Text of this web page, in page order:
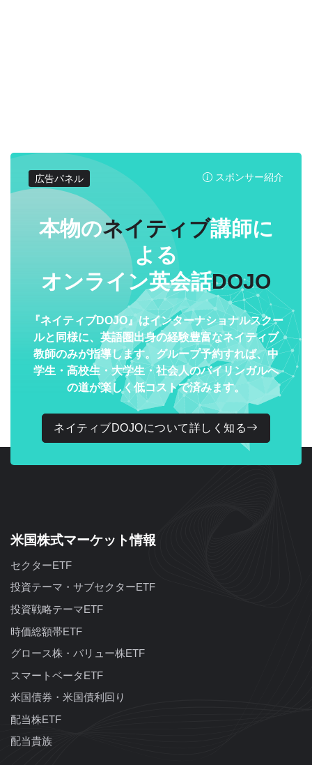
広告パネル スポンサー紹介
本物のネイティブ講師に
よる
オンライン英会話DOJO
『ネイティブDOJO』はインターナショナルスクー
ルと同様に、英語圏出身の経験豊富なネイティブ
教師のみが指導します。グループ予約すれば、中
学生・高校生・大学生・社会人のバイリンガルへ
の道が楽しく低コストで済みます。
ネイティブDOJOについて詳しく知る
米国株式マーケット情報
セクターETF
投資テーマ・サブセクターETF
投資戦略テーマETF
時価総額帯ETF
グロース株・バリュー株ETF
スマートベータETF
米国債券・米国債利回り
配当株ETF
配当貴族